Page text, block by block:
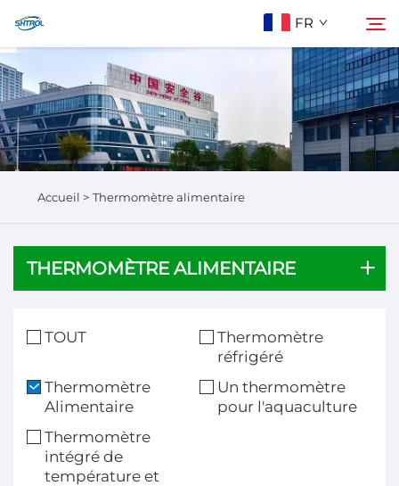
FR
À Propos De Nous
Produits
Rechercher
Accueil > Thermomètre alimentaire
THERMOMÈTRE ALIMENTAIRE
TOUT
Thermomètre
réfrigéré
Thermomètre
Alimentaire
Un thermomètre
pour l'aquaculture
Thermomètre
intégré de
température et